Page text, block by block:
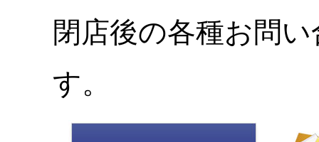
閉店後の各種お問
す。